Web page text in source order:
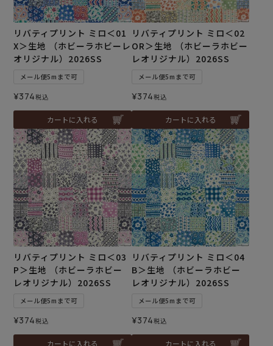
リバティプリント ミロ＜01
X＞生地 （ホビーラホビーレ
オリジナル）2026SS
メール便5mまで可
¥374税込
カートに入れる
リバティプリント ミロ＜02
OR＞生地 （ホビーラホビー
レオリジナル）2026SS
メール便5mまで可
¥374税込
カートに入れる
リバティプリント ミロ＜03
P＞生地 （ホビーラホビー
レオリジナル）2026SS
メール便5mまで可
¥374税込
カートに入れる
リバティプリント ミロ＜04
B＞生地 （ホビーラホビー
レオリジナル）2026SS
メール便5mまで可
¥374税込
カートに入れる